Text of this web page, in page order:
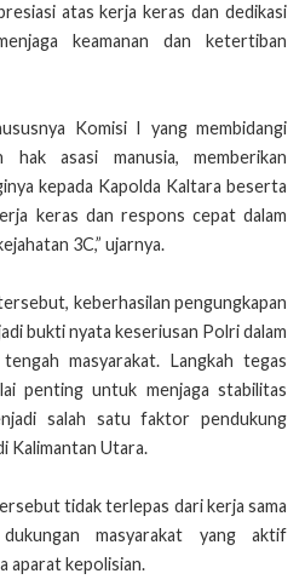
atas kerja keras dan dedikasi
keamanan dan ketertiban
Komisi I yang membidangi
hak asasi manusia, memberikan
kepada Kapolda Kaltara beserta
keras dan respons cepat dalam
3C,” ujarnya.
keberhasilan pengungkapan
bukti nyata keseriusan Polri dalam
masyarakat. Langkah tegas
penting untuk menjaga stabilitas
salah satu faktor pendukung
Kalimantan Utara.
tidak terlepas dari kerja sama
masyarakat yang aktif
aparat kepolisian.